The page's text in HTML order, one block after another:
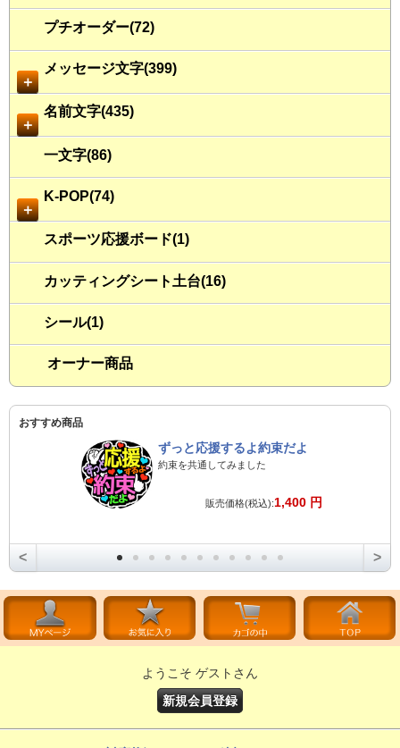
プチオーダー(72)
＋
メッセージ文字(399)
＋
名前文字(435)
一文字(86)
＋
K-POP(74)
スポーツ応援ボード(1)
カッティングシート土台(16)
シール(1)
オーナー商品
おすすめ商品
ずっと応援するよ約束だよ
約束を共通してみました
販売価格(税込):1,400 円
< >
ようこそ ゲストさん
新規会員登録